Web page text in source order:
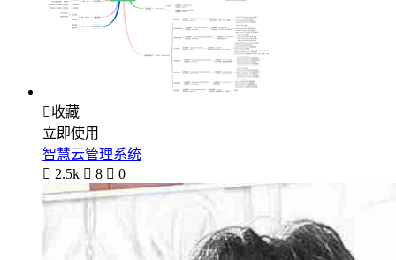
收藏
立即使用
智慧云管理系统
 2.5k  8  0